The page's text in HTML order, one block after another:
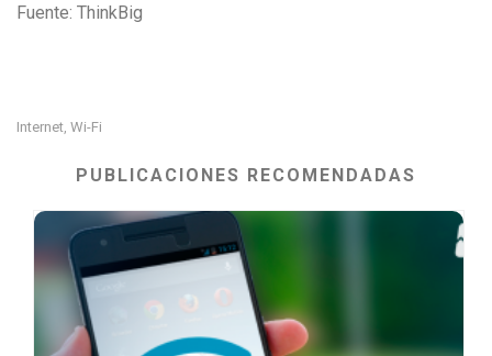
Fuente: ThinkBig
Internet, Wi-Fi
PUBLICACIONES RECOMENDADAS